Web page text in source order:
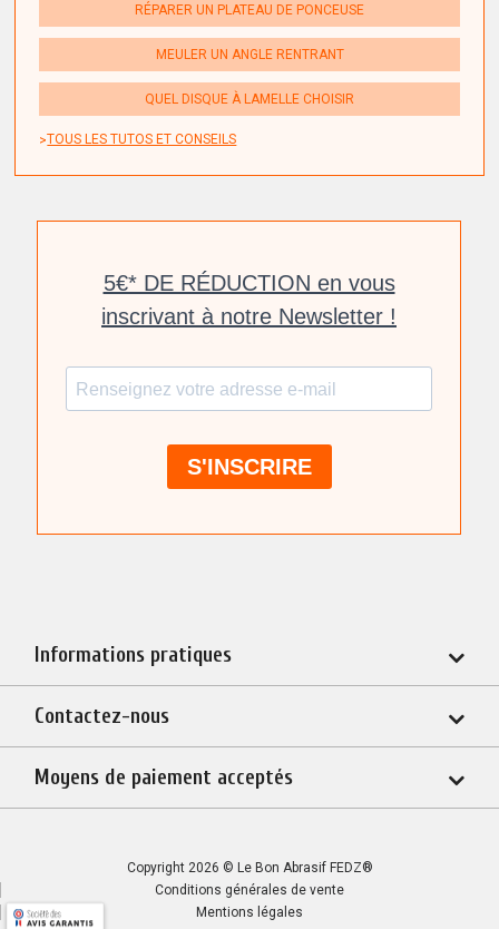
RÉPARER UN PLATEAU DE PONCEUSE
MEULER UN ANGLE RENTRANT
QUEL DISQUE À LAMELLE CHOISIR
TOUS LES TUTOS ET CONSEILS
Informations pratiques
Contactez-nous
Moyens de paiement acceptés
Copyright 2026 © Le Bon Abrasif FEDZ®
Conditions générales de vente
Mentions légales